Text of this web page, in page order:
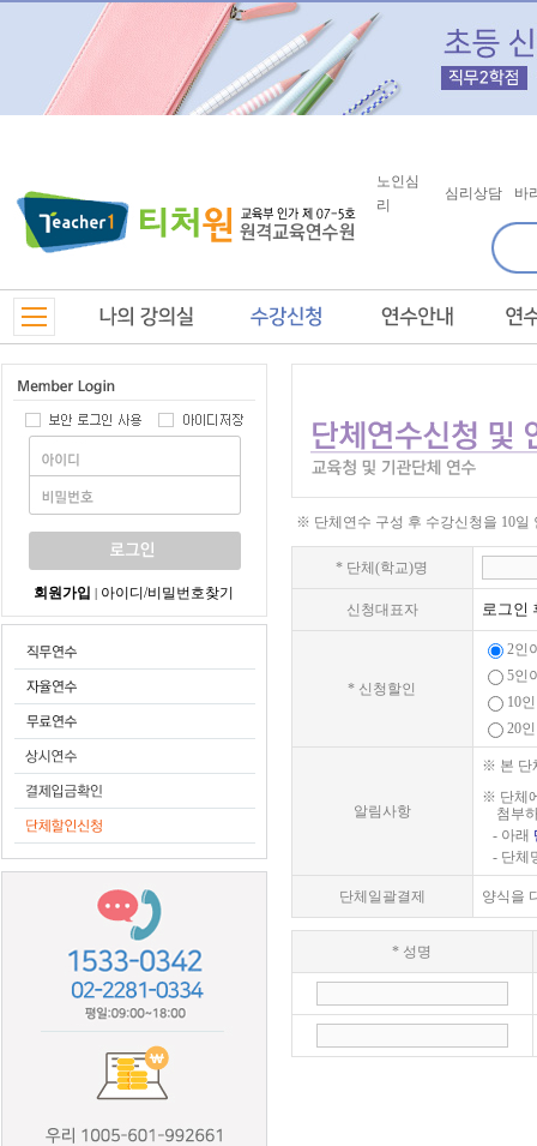
노인심
리
심리상담 바
회원가입 아이디/비밀번호찾기
※ 단체연수 구성 후 수강신청을 10일
* 단체(학교)명
신청대표자 로그인
* 신청할인
2인
5인
10
20
알림사항
※ 본 단
※ 단체
첨부
- 아래
- 단체
단체일괄결제 양식을
* 성명